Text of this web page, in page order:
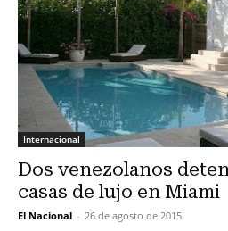
Internacional
Dos venezolanos
casas de lujo en Miami
El Nacional - 26 de agosto de 2015